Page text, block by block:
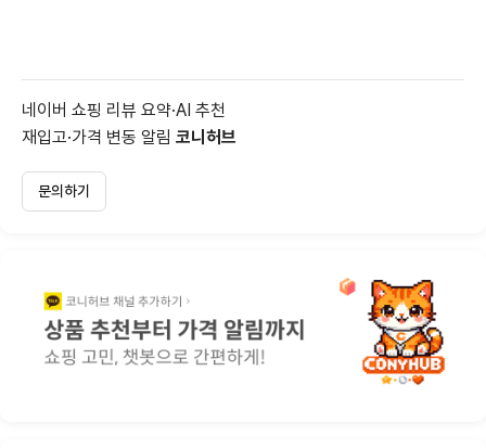
네이버 쇼핑 리뷰 요약·AI 추천
재입고·가격 변동 알림 코니허브
문의하기